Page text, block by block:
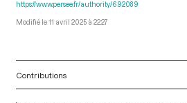
https://www.persee.fr/authority/692089
11 avril 2025 à 22:27
Contributions